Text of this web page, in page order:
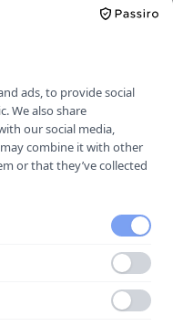
du kan lägga
ads, to provide social
We also share
our social media,
combine it with other
or that they’ve collected